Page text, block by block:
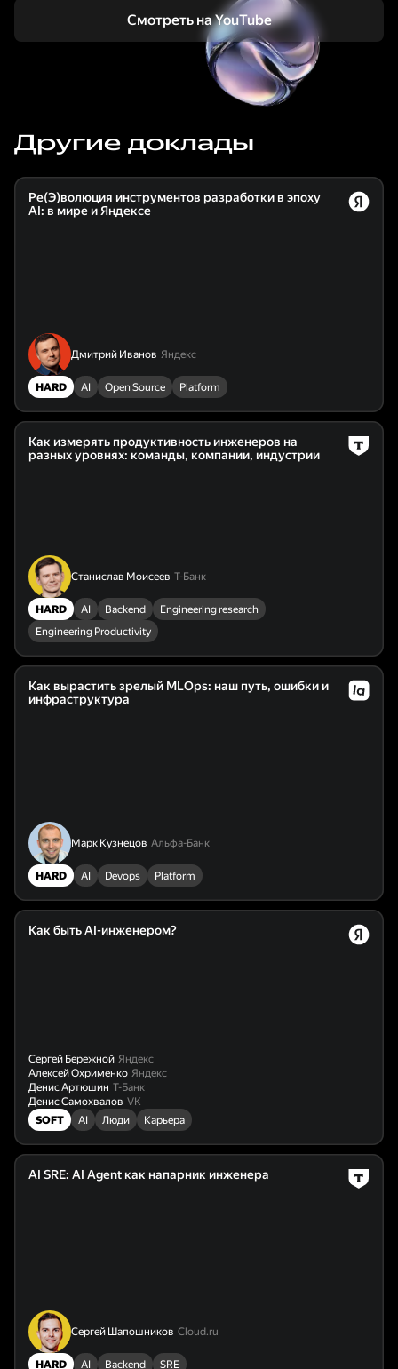
Смотреть на YouTube
Другие доклады
Ре(Э)волюция инструментов разработки в эпоху
AI: в мире и Яндексе
Дмитрий Иванов Яндекс
HARD AI Open Source Platform
Как измерять продуктивность инженеров на
разных уровнях: команды, компании, индустрии
Станислав Моисеев Т-Банк
HARD AI Backend
Engineering research
Engineering Productivity
Как вырастить зрелый MLOps: наш путь, ошибки и
инфраструктура
Марк Кузнецов Альфа-Банк
HARD AI Devops Platform
Как быть AI-инженером?
Сергей Бережной Яндекс
Алексей Охрименко Яндекс
Денис Артюшин Т-Банк
Денис Самохвалов VK
SOFT
AI Люди Карьера
AI SRE: AI Agent как напарник инженера
Сергей Шапошников Cloud.ru
HARD AI Backend SRE